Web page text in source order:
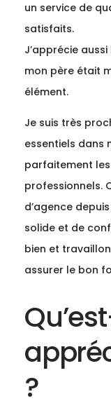
un service de
satisfaits.
J’apprécie
mon père était
élément.
Je suis très
essentiels dans
parfaitement
professionnels.
d’agence
solide et de
bien et
assurer le bon
?